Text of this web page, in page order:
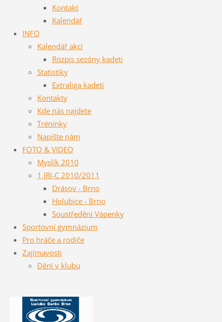
Kontakt
Kalendář
INFO
Kalendář akcí
Rozpis sezóny kadeti
Statistiky
Extraliga kadeti
Kontakty
Kde nás najdete
Tréninky
Napište nám
FOTO & VIDEO
Myslík 2010
1.JRI-C 2010/2011
Drásov - Brno
Holubice - Brno
Soustředění Vápenky
Sportovní gymnázium
Pro hráče a rodiče
Zajímavosti
Dění v klubu